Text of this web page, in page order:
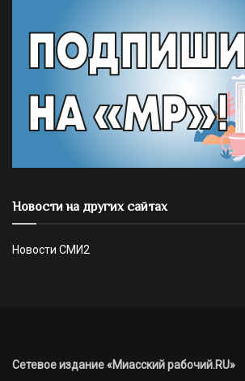
Новости на других сайтах
Новости СМИ2
Сетевое издание «Миасский рабочий.RU»